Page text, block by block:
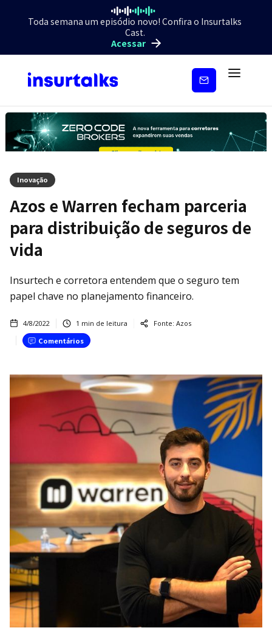
Toda semana um episódio novo! Confira o Insurtalks
Cast.
Acessar
Inscreva-
Inovação
Azos e Warren fecham parceria
para distribuição de seguros de
vida
Insurtech e corretora entendem que o seguro tem
papel chave no planejamento financeiro.
4/8/2022 1 min de leitura Fonte: Azos
Comentários